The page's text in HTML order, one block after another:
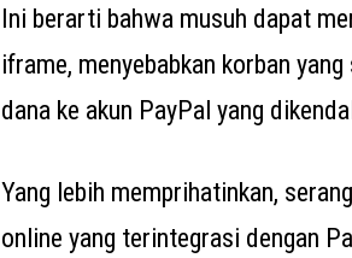
Ini berarti bahwa musuh dapat
iframe, menyebabkan korban
dana ke akun PayPal yang
Yang lebih memprihatinkan,
online yang terintegrasi dengan